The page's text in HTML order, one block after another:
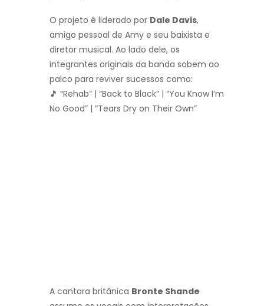
O projeto é liderado por Dale Davis,
amigo pessoal de Amy e seu baixista e
diretor musical. Ao lado dele, os
integrantes originais da banda sobem ao
palco para reviver sucessos como:
🎵 “Rehab” | “Back to Black” | “You Know I’m
No Good” | “Tears Dry on Their Own”
A cantora britânica Bronte Shande